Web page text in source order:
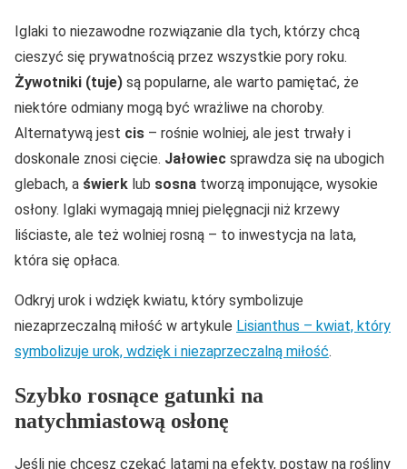
Iglaki to niezawodne rozwiązanie dla tych, którzy chcą
cieszyć się prywatnością przez wszystkie pory roku.
Żywotniki (tuje) są popularne, ale warto pamiętać, że
niektóre odmiany mogą być wrażliwe na choroby.
Alternatywą jest cis – rośnie wolniej, ale jest trwały i
doskonale znosi cięcie. Jałowiec sprawdza się na ubogich
glebach, a świerk lub sosna tworzą imponujące, wysokie
osłony. Iglaki wymagają mniej pielęgnacji niż krzewy
liściaste, ale też wolniej rosną – to inwestycja na lata,
która się opłaca.
Odkryj urok i wdzięk kwiatu, który symbolizuje
niezaprzeczalną miłość w artykule Lisianthus – kwiat, który
symbolizuje urok, wdzięk i niezaprzeczalną miłość.
Szybko rosnące gatunki na
natychmiastową osłonę
Jeśli nie chcesz czekać latami na efekty, postaw na rośliny